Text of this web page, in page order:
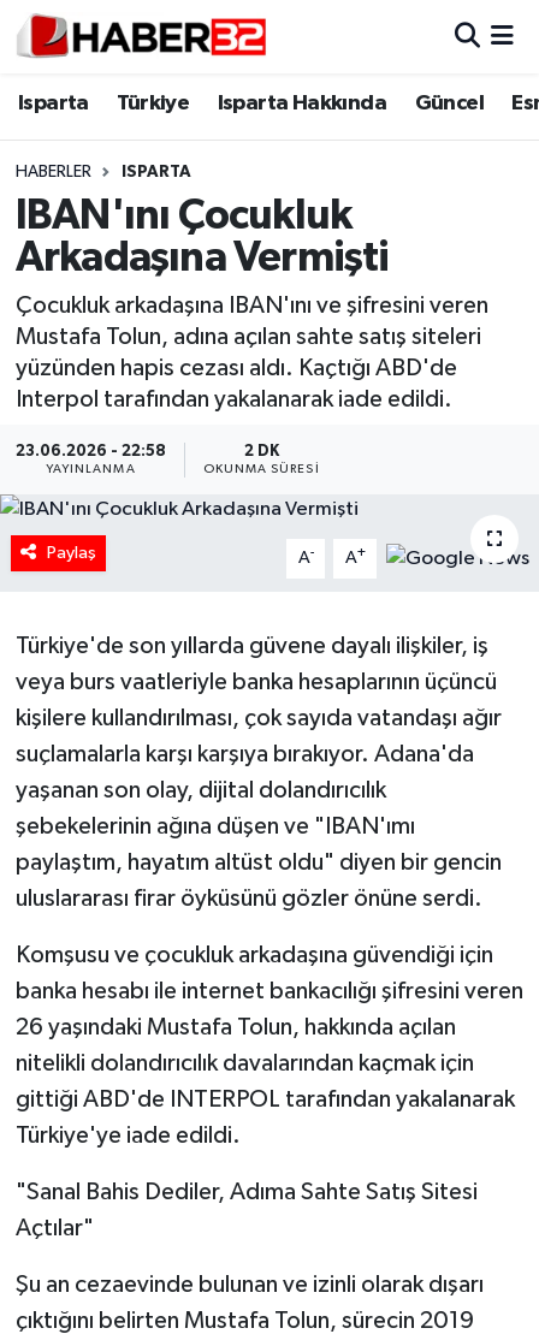
Isparta Türkiye Isparta Hakkında Güncel
HABERLER ISPARTA
IBAN'ını Çocukluk
Arkadaşına Vermişti
Çocukluk arkadaşına IBAN'ını ve şifresini veren
Mustafa Tolun, adına açılan sahte satış siteleri
yüzünden hapis cezası aldı. Kaçtığı ABD'de
Interpol tarafından yakalanarak iade edildi.
23.06.2026 - 22:58
YAYINLANMA
2 DK
OKUNMA SÜRESI
Paylaş A- A+
Türkiye'de son yıllarda güvene dayalı ilişkiler, iş
veya burs vaatleriyle banka hesaplarının üçüncü
kişilere kullandırılması, çok sayıda vatandaşı ağır
suçlamalarla karşı karşıya bırakıyor. Adana'da
yaşanan son olay, dijital dolandırıcılık
şebekelerinin ağına düşen ve "IBAN'ımı
paylaştım, hayatım altüst oldu" diyen bir gencin
uluslararası firar öyküsünü gözler önüne serdi.
Komşusu ve çocukluk arkadaşına güvendiği için
banka hesabı ile internet bankacılığı şifresini veren
26 yaşındaki Mustafa Tolun, hakkında açılan
nitelikli dolandırıcılık davalarından kaçmak için
gittiği ABD'de INTERPOL tarafından yakalanarak
Türkiye'ye iade edildi.
"Sanal Bahis Dediler, Adıma Sahte Satış Sitesi
Açtılar"
Şu an cezaevinde bulunan ve izinli olarak dışarı
çıktığını belirten Mustafa Tolun, sürecin 2019
Isparta
Esnaf Diyor ki;
ASAYİŞ
BİLİM VE TEKNOLOJİ
EĞİTİM
GENEL
Güncel
İlginç
KÜLTÜR SANAT
MAGAZİN
Oyun
POLİTİKA
RESMİ İLANLAR
Spor
Tarihi Yapılarımız
Teknoloji
Yerel
Isparta Nöbetçi Eczaneler
Isparta Trafik Yoğunluk Haritası
Süper Lig Puan Durumu ve Fikstür
Tüm Manşetler
Son Dakika Haberleri
Haber Arşivi